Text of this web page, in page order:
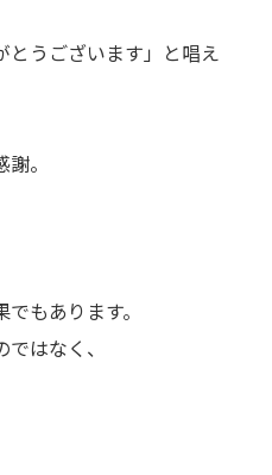
とうございます」と唱え
。
もあります。
はなく、